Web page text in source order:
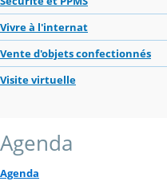
Vivre à l'internat
Vente d'objets confectionnés
Visite virtuelle
Agenda
Agenda